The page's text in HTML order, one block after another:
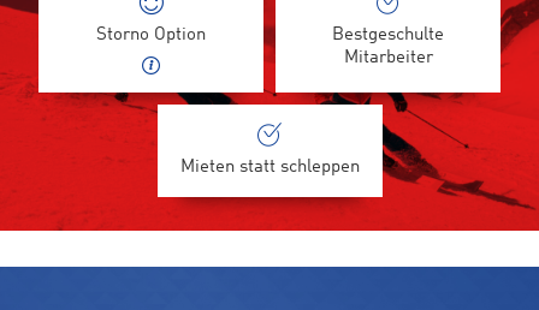
Storno Option
Bestgeschulte
Mitarbeiter
Mieten statt schleppen